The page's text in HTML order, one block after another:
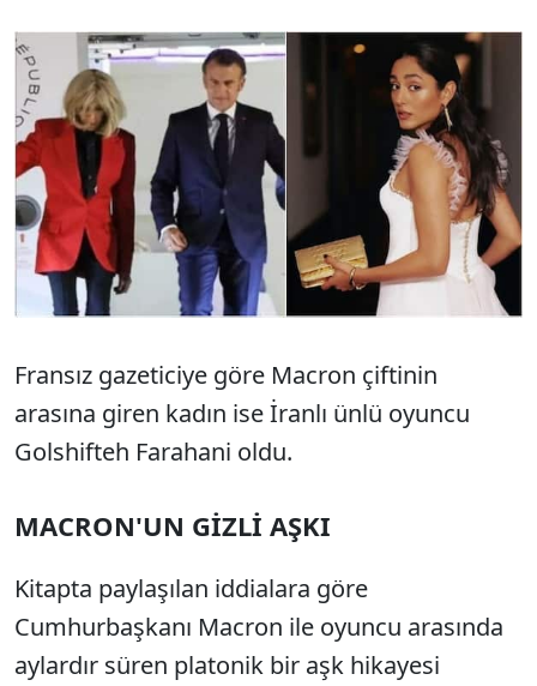
Fransız gazeticiye göre Macron çiftinin
arasına giren kadın ise İranlı ünlü oyuncu
Golshifteh Farahani oldu.
MACRON'UN GİZLİ AŞKI
Kitapta paylaşılan iddialara göre
Cumhurbaşkanı Macron ile oyuncu arasında
aylardır süren platonik bir aşk hikayesi